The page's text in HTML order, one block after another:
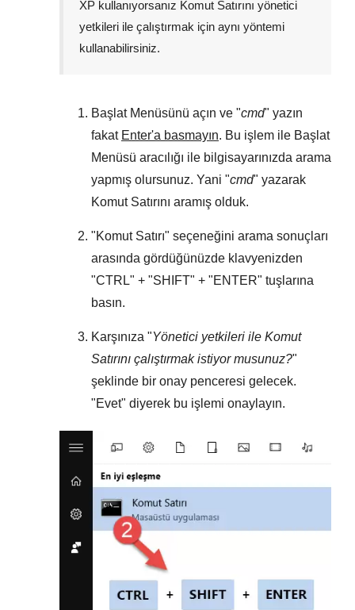
XP kullanıyorsanız Komut Satırını yönetici
yetkileri ile çalıştırmak için aynı yöntemi
kullanabilirsiniz.
Başlat Menüsünü açın ve "cmd" yazın
fakat Enter'a basmayın. Bu işlem ile Başlat
Menüsü aracılığı ile bilgisayarınızda arama
yapmış olursunuz. Yani "cmd" yazarak
Komut Satırını aramış olduk.
"Komut Satırı" seçeneğini arama sonuçları
arasında gördüğünüzde klavyenizden
"CTRL" + "SHIFT" + "ENTER" tuşlarına
basın.
Karşınıza "Yönetici yetkileri ile Komut
Satırını çalıştırmak istiyor musunuz?"
şeklinde bir onay penceresi gelecek.
"Evet" diyerek bu işlemi onaylayın.